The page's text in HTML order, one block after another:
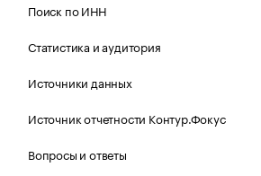
Поиск по ИНН
Статистика и аудитория
Источники данных
Источник отчетности Контур.Фокус
Вопросы и ответы